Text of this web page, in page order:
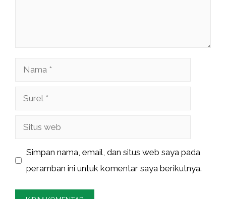
Nama
Surel
Situs
Simpan nama, email, dan situs web saya pada
peramban ini untuk komentar saya berikutnya.